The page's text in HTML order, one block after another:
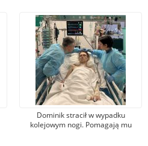
Dominik stracił w wypadku
kolejowym nogi. Pomagają mu